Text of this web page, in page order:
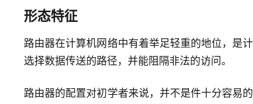
形态特征
路由器在计算机网络中有着举足轻重的地位，是
选择数据传送的路径，并能阻隔非法的访问。
路由器的配置对初学者来说，并不是件十分容易